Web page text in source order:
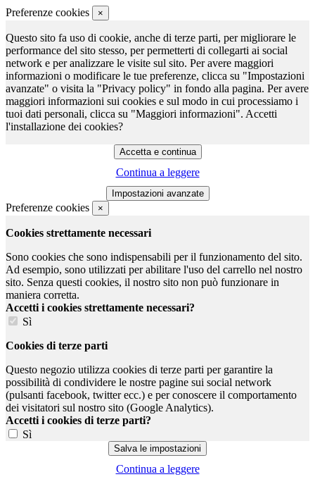
Preferenze cookies ×
Questo sito fa uso di cookie, anche di terze parti, per migliorare le
performance del sito stesso, per permetterti di collegarti ai social
network e per analizzare le visite sul sito. Per avere maggiori
informazioni o modificare le tue preferenze, clicca su "Impostazioni
avanzate" o visita la "Privacy policy" in fondo alla pagina. Per avere
maggiori informazioni sui cookies e sul modo in cui processiamo i
tuoi dati personali, clicca su "Maggiori informazioni". Accetti
l'installazione dei cookies?
Continua a leggere
Preferenze cookies ×
Cookies strettamente necessari
Sono cookies che sono indispensabili per il funzionamento del sito.
Ad esempio, sono utilizzati per abilitare l'uso del carrello nel nostro
sito. Senza questi cookies, il nostro sito non può funzionare in
maniera corretta.
Accetti i cookies strettamente necessari?
Sì
Cookies di terze parti
Questo negozio utilizza cookies di terze parti per garantire la
possibilità di condividere le nostre pagine sui social network
(pulsanti facebook, twitter ecc.) e per conoscere il comportamento
dei visitatori sul nostro sito (Google Analytics).
Accetti i cookies di terze parti?
Sì
Continua a leggere